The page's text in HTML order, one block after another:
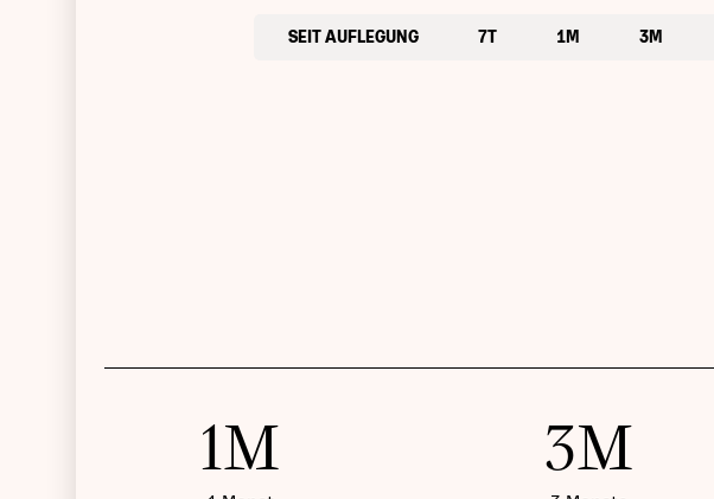
SEIT AUFLEGUNG 7T 1M 3M
1M 3M